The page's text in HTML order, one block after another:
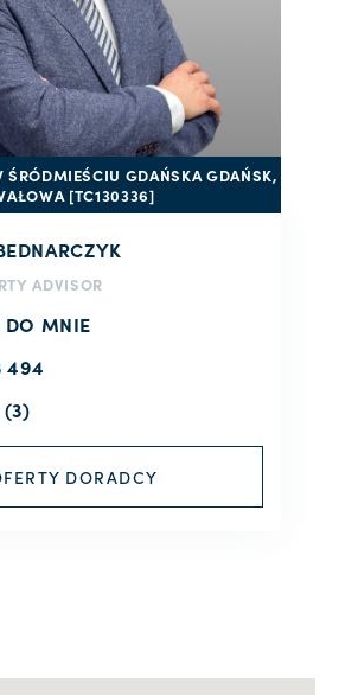
ŚRÓDMIEŚCIU GDAŃSKA GDAŃSK,
[TC130336]
ADVISOR
DO MNIE
494
(3)
DORADCY